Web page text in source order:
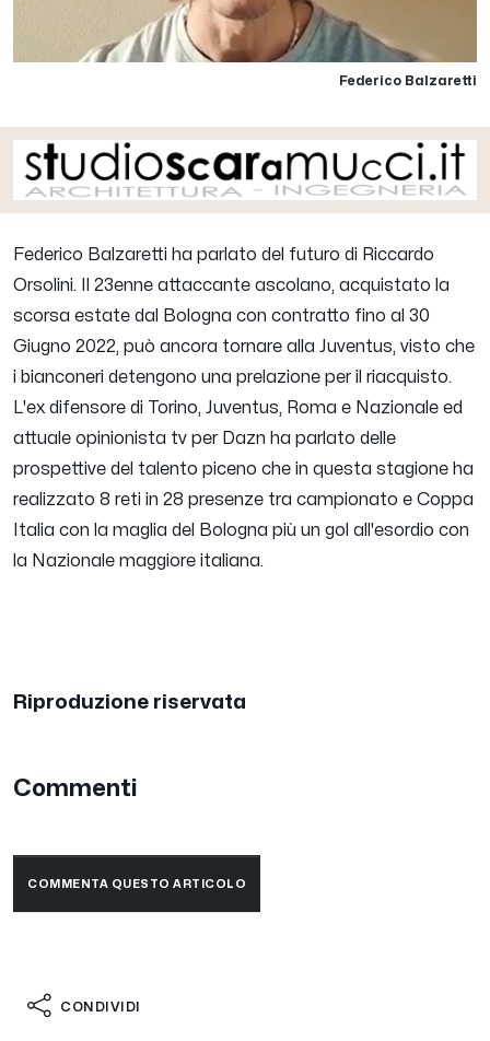
Federico Balzaretti
Federico Balzaretti ha parlato del futuro di Riccardo
Orsolini. Il 23enne attaccante ascolano, acquistato la
scorsa estate dal Bologna con contratto fino al 30
Giugno 2022, può ancora tornare alla Juventus, visto che
i bianconeri detengono una prelazione per il riacquisto.
L'ex difensore di Torino, Juventus, Roma e Nazionale ed
attuale opinionista tv per Dazn ha parlato delle
prospettive del talento piceno che in questa stagione ha
realizzato 8 reti in 28 presenze tra campionato e Coppa
Italia con la maglia del Bologna più un gol all'esordio con
la Nazionale maggiore italiana.
Riproduzione riservata
Commenti
COMMENTA QUESTO ARTICOLO
CONDIVIDI